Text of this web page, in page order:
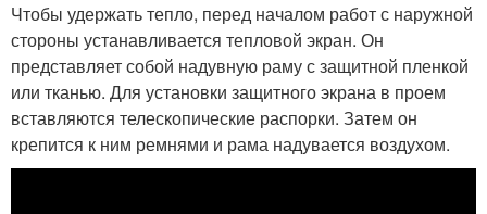
Чтобы удержать тепло, перед началом работ с наружной
стороны устанавливается тепловой экран. Он
представляет собой надувную раму с защитной пленкой
или тканью. Для установки защитного экрана в проем
вставляются телескопические распорки. Затем он
крепится к ним ремнями и рама надувается воздухом.